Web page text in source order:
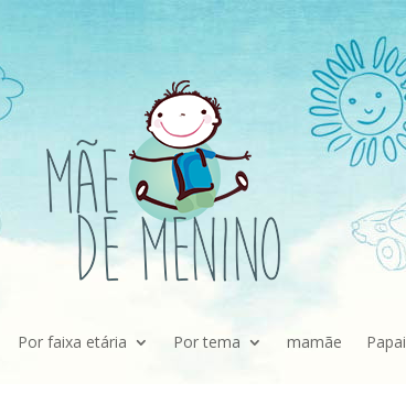
Por faixa etária Por tema mamãe Papai